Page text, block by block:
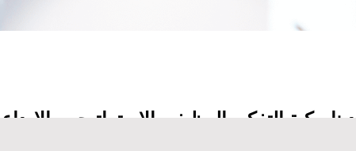
التفكير الوظيفي الاستراتيجي،